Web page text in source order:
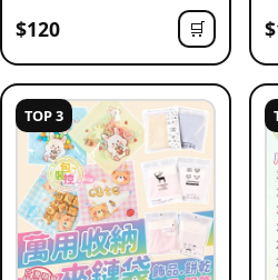
$120 🛒
TOP 3